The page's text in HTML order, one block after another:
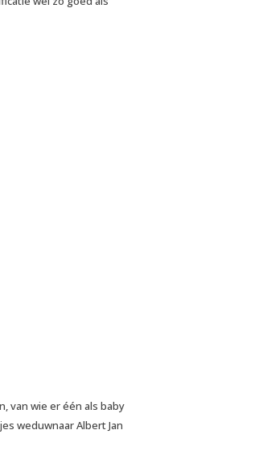
van wie er één als baby
weduwnaar Albert Jan